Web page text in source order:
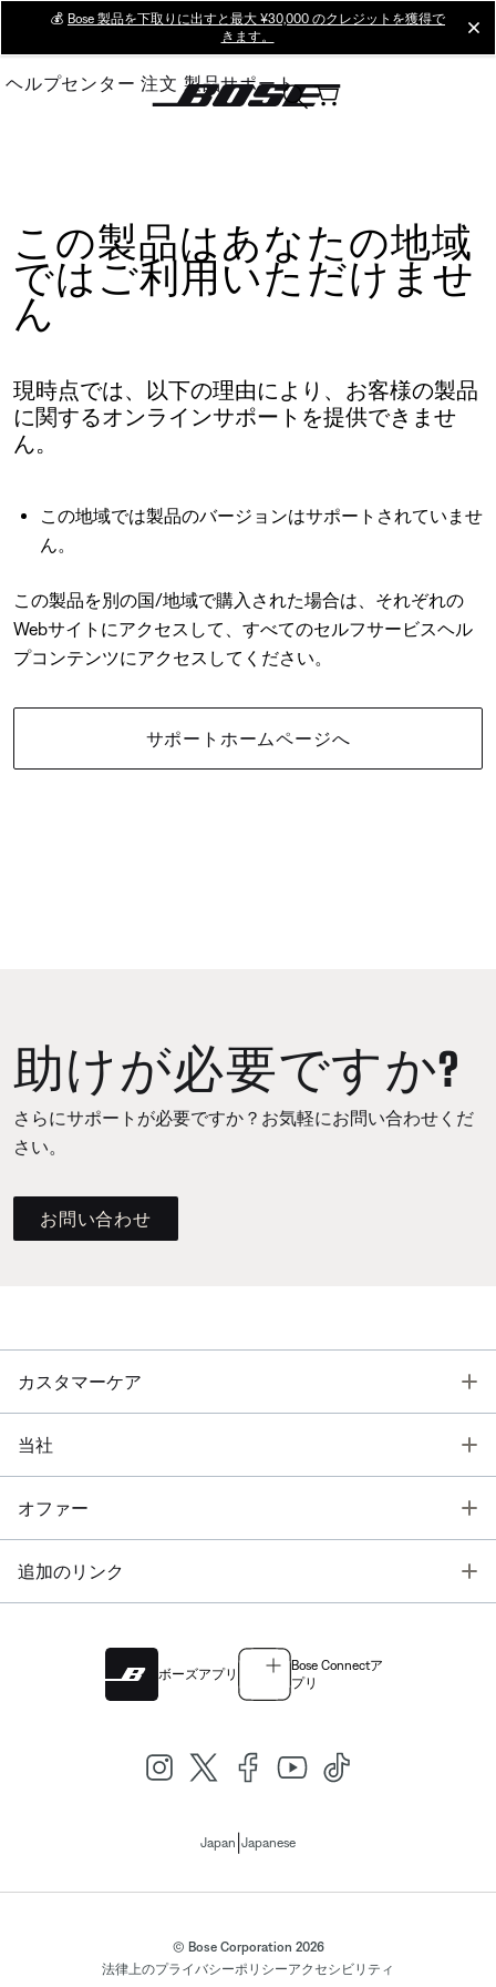
Main
💰 Bose 製品を下取りに出すと最大 ¥30,000 のクレジットを獲得で
きます。
ヘルプセンター 注文 製品サポート
この製品はあなたの地域
ではご利用いただけませ
ん
現時点では、以下の理由により、お客様の製品
に関するオンラインサポートを提供できませ
ん。
この地域では製品のバージョンはサポートされていませ
ん。
この製品を別の国/地域で購入された場合は、それぞれの
Webサイトにアクセスして、すべてのセルフサービスヘル
プコンテンツにアクセスしてください。
サポートホームページへ
助けが必要ですか?
さらにサポートが必要ですか？お気軽にお問い合わせくだ
さい。
お問い合わせ
カスタマーケア
当社
オファー
追加のリンク
ボーズアプリ
Bose Connectア
プリ
Japan Japanese
© Bose Corporation 2026
法律上のプライバシーポリシーアクセシビリティ